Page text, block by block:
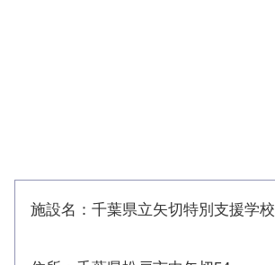
施設名：千葉県立矢切特別支援学校